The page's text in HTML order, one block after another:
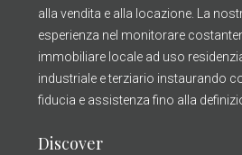
alla vendita e alla locazione. La
esperienza nel monitorare
immobiliare locale ad uso
industriale e terziario instaurando
fiducia e assistenza fino alla
Discover